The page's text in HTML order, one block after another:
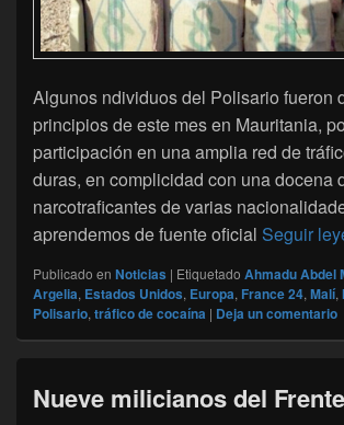
Algunos ndividuos del Polisario fueron
principios de este mes en Mauritania,
participación en una amplia red de
duras, en complicidad con una docena
narcotraficantes de varias
aprendemos de fuente oficial Seguir
Publicado en Noticias | Etiquetado Ahmadu Abdel
Argelia, Estados Unidos, Europa, France 24,Malí,
Polisario,tráfico de cocaína | Deja un comentario
Nueve milicianos del